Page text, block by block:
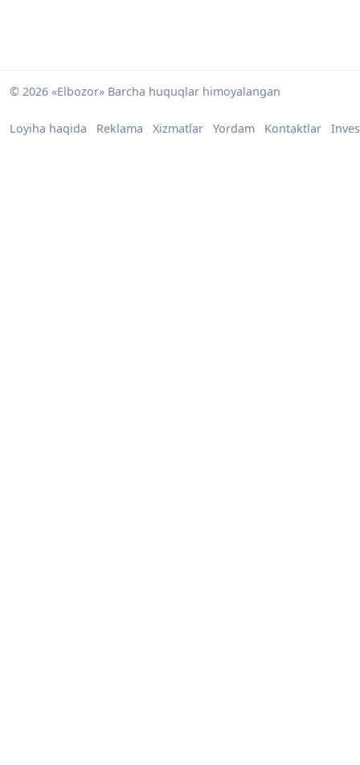
© 2026 «Elbozor» Barcha huquqlar himoyalangan
Loyiha haqida Reklama Xizmatlar Yordam Kontaktlar